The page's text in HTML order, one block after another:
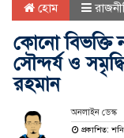
হোম
কোনো
সৌন্দর্য ও
রহমান
অনলাইন ডেস্ক
প্রকাশিত: